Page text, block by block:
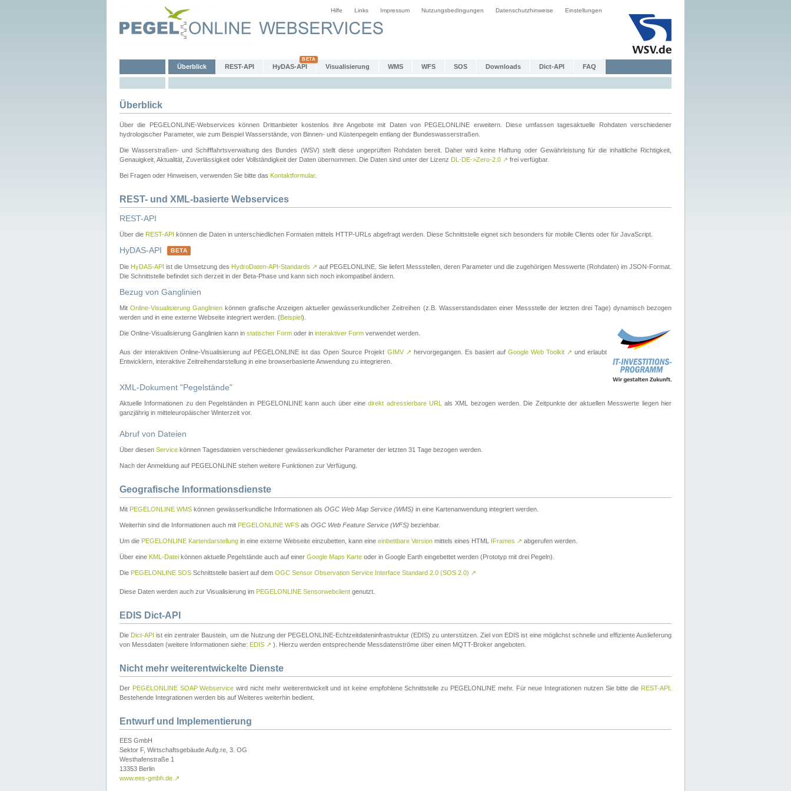
Hilfe Links Impressum Nutzungsbedingungen Datenschutzhinweise Einstellungen
Überblick REST-API HyDAS-API Visualisierung WMS WFS SOS Downloads Dict-API FAQ
Überblick
Über die PEGELONLINE-Webservices können Drittanbieter kostenlos ihre Angebote mit Daten von PEGELONLINE erweitern. Diese umfassen tagesaktuelle Rohdaten verschiedener
hydrologischer Parameter, wie zum Beispiel Wasserstände, von Binnen- und Küstenpegeln entlang der Bundeswasserstraßen.
Die Wasserstraßen- und Schifffahrtsverwaltung des Bundes (WSV) stellt diese ungeprüften Rohdaten bereit. Daher wird keine Haftung oder Gewährleistung für die inhaltliche Richtigkeit,
Genauigkeit, Aktualität, Zuverlässigkeit oder Vollständigkeit der Daten übernommen. Die Daten sind unter der Lizenz DL-DE->Zero-2.0 ↗ frei verfügbar.
Bei Fragen oder Hinweisen, verwenden Sie bitte das Kontaktformular.
REST- und XML-basierte Webservices
REST-API
Über die REST-API können die Daten in unterschiedlichen Formaten mittels HTTP-URLs abgefragt werden. Diese Schnittstelle eignet sich besonders für mobile Clients oder für JavaScript.
HyDAS-API BETA
Die HyDAS-API ist die Umsetzung des HydroDaten-API-Standards ↗ auf PEGELONLINE. Sie liefert Messstellen, deren Parameter und die zugehörigen Messwerte (Rohdaten) im JSON-Format.
Die Schnittstelle befindet sich derzeit in der Beta-Phase und kann sich noch inkompatibel ändern.
Bezug von Ganglinien
MitOnline-Visualisierung Ganglinien können grafische Anzeigen aktueller gewässerkundlicher Zeitreihen (z.B. Wasserstandsdaten einer Messstelle der letzten drei Tage) dynamisch bezogen
werden und in eine externe Webseite integriert werden. (Beispiel).
Die Online-Visualisierung Ganglinien kann in statischer Form oder in interaktiver Form verwendet werden.
Aus der interaktiven Online-Visualisierung auf PEGELONLINE ist das Open Source Projekt GIMV ↗ hervorgegangen. Es basiert auf Google Web Toolkit ↗ und erlaubt
Entwicklern, interaktive Zeitreihendarstellung in eine browserbasierte Anwendung zu integrieren.
XML-Dokument "Pegelstände"
Aktuelle Informationen zu den Pegelständen in PEGELONLINE kann auch über einedirekt adressierbare URL
als XML bezogen werden. Die Zeitpunkte der aktuellen Messwerte liegen hier
ganzjährig in mitteleuropäischer Winterzeit vor.
Abruf von Dateien
Über diesen Service können Tagesdateien verschiedener gewässerkundlicher Parameter der letzten 31 Tage bezogen werden.
Nach der Anmeldung auf PEGELONLINE stehen weitere Funktionen zur Verfügung.
Geografische Informationsdienste
Mit PEGELONLINE WMS können gewässerkundliche Informationen als OGC Web Map Service (WMS) in eine Kartenanwendung integriert werden.
Weiterhin sind die Informationen auch mit PEGELONLINE WFS als OGC Web Feature Service (WFS) beziehbar.
Um die PEGELONLINE Kartendarstellung in eine externe Webseite einzubetten, kann eine einbettbare Version mittels eines HTML IFrames ↗ abgerufen werden.
Über eine KML-Datei können aktuelle Pegelstände auch auf einer Google Maps Karte oder in Google Earth eingebettet werden (Prototyp mit drei Pegeln).
Die PEGELONLINE SOS Schnittstelle basiert auf dem OGC Sensor Observation Service Interface Standard 2.0 (SOS 2.0) ↗
Diese Daten werden auch zur Visualisierung im PEGELONLINE Sensorwebclient genutzt.
EDIS Dict-API
Die Dict-API ist ein zentraler Baustein, um die Nutzung der PEGELONLINE-Echtzeitdateninfrastruktur (EDIS) zu unterstützen. Ziel von EDIS ist eine möglichst schnelle und effiziente Auslieferung
von Messdaten (weitere Informationen siehe: EDIS ↗ ). Hierzu werden entsprechende Messdatenströme über einen MQTT-Broker angeboten.
Nicht mehr weiterentwickelte Dienste
Der PEGELONLINE SOAP Webservice wird nicht mehr weiterentwickelt und ist keine empfohlene Schnittstelle zu PEGELONLINE mehr. Für neue Integrationen nutzen Sie bitte die REST-API
Bestehende Integrationen werden bis auf Weiteres weiterhin bedient.
Entwurf und Implementierung
EES GmbH
Sektor F, Wirtschaftsgebäude Aufg.re, 3. OG
Westhafenstraße 1
13353 Berlin
www.ees-gmbh.de ↗